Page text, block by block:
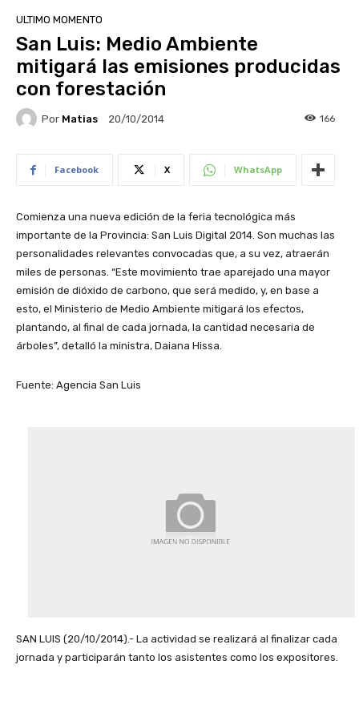
ULTIMO MOMENTO
San Luis: Medio Ambiente
mitigará las emisiones producidas
con forestación
Por Matias 20/10/2014 166
Facebook X WhatsApp
Comienza una nueva edición de la feria tecnológica más
importante de la Provincia: San Luis Digital 2014. Son muchas las
personalidades relevantes convocadas que, a su vez, atraerán
miles de personas. “Este movimiento trae aparejado una mayor
emisión de dióxido de carbono, que será medido, y, en base a
esto, el Ministerio de Medio Ambiente mitigará los efectos,
plantando, al final de cada jornada, la cantidad necesaria de
árboles”, detalló la ministra, Daiana Hissa.
Fuente: Agencia San Luis
SAN LUIS (20/10/2014).- La actividad se realizará al finalizar cada
jornada y participarán tanto los asistentes como los expositores.